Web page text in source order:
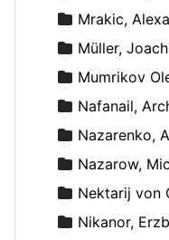
Mrakic,
Müller,
Mumrikov
Nafanail,
Nazarenko,
Nazarow,
Nektarij von
Nikanor,